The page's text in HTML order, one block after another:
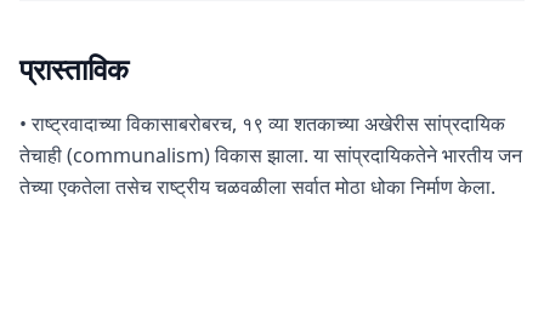
प्रास्ताविक
• राष्ट्रवादाच्या विकासाबरोबरच, १९ व्या शतकाच्या अखेरीस सांप्रदायिक
तेचाही (communalism) विकास झाला. या सांप्रदायिकतेने भारतीय जन
तेच्या एकतेला तसेच राष्ट्रीय चळवळीला सर्वात मोठा धोका निर्माण केला.